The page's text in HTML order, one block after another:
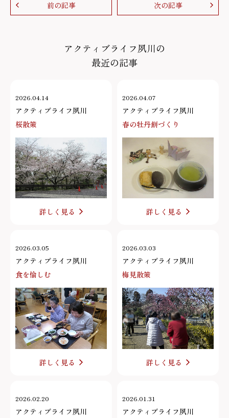
前の記事 次の記事
アクティブライフ夙川の
最近の記事
2026.04.14
アクティブライフ夙川
桜散策
詳しく見る
2026.04.07
アクティブライフ夙川
春の牡丹餅づくり
詳しく見る
2026.03.05
アクティブライフ夙川
食を愉しむ
詳しく見る
2026.03.03
アクティブライフ夙川
梅見散策
詳しく見る
2026.02.20
アクティブライフ夙川
2026.01.31
アクティブライフ夙川